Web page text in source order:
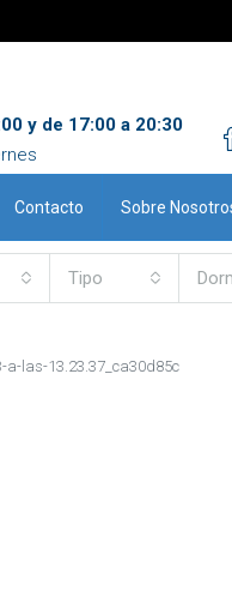
y de 17:00 a 20:30
Contacto Sobre
Tipo
a-las-13.23.37_ca30d85c